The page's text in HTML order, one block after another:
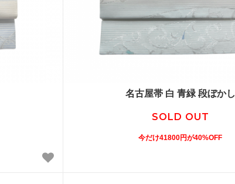
名古屋帯 白 青緑 段ぼかし
SOLD OUT
今だけ41800円が40%OFF